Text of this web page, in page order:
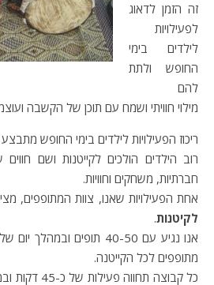
זה הזמן לדאוג
לפעילויות
לילדים בימי
החופש ולתת
להם
מילוי חוויתי ושמח עם תוכן של הקשבה
ריכוז הפעילויות לילדים בימי החופש
רוב הילדים הולכים לקייטנות ושם
חברתיות, משחקים וחוויות.
אחת הפעילויות שאנו, צוות המתופפים,
לקיטנות.
אנו נגיע עם 40-50 תופים
מתופפים לכל הקייטנה.
כל קבוצה